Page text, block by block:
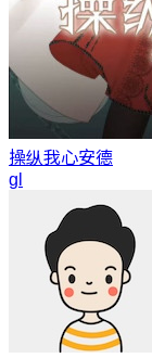
操纵我心安德
gl